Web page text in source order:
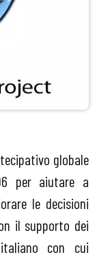
globale
per aiutare a
le decisioni
il supporto dei
con cui